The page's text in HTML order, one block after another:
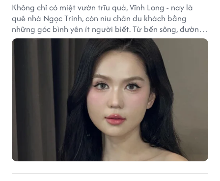
Không chỉ có miệt vườn trĩu quả, Vĩnh Long - nay là
quê nhà Ngọc Trinh, còn níu chân du khách bằng
những góc bình yên ít người biết. Từ bến sông, đường
quê đến nhịp sống chậm rãi, tất cả tạo nên sức hút rất
riêng của vùng đất miền Tây.